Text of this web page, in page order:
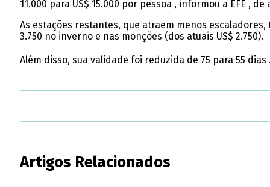
11.000 para US$ 15.000 por pessoa , informou a EFE ,
As estações restantes, que atraem menos
3.750 no inverno e nas monções (dos atuais US$ 2.750).
Além disso, sua validade foi reduzida de 75 para 55 dias
Artigos Relacionados